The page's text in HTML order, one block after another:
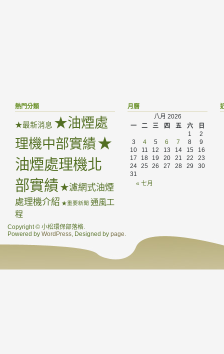
熱門分類
★最新消息 ★油煙處
理機中部實績★
油煙處理機北
部實績 ★濾網式油煙
處理機介紹 ★重要新聞 通風工
程
月曆
八月 2026
一
二 三 四 五 六 日
« 七月
1
2
3
4 5 6 7 8
9
10
11 12 13 14 15
16
17
18 19 20 21 22
23
24 25 26 27 28 29
30
31
Copyright © 小松環保部落格.
Powered by WordPress, Designed by page.